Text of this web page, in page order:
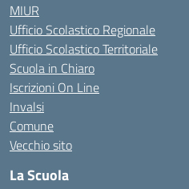
MIUR
Ufficio Scolastico Regionale
Ufficio Scolastico Territoriale
Scuola in Chiaro
Iscrizioni On Line
Invalsi
Comune
Vecchio sito
La Scuola